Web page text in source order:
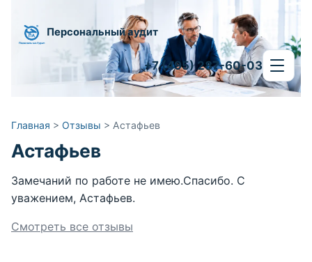
Персональный аудит
+7 (495) 287-60-03
Главная > Отзывы > Астафьев
Астафьев
Замечаний по работе не имею.Спасибо. С
уважением, Астафьев.
Смотреть все отзывы